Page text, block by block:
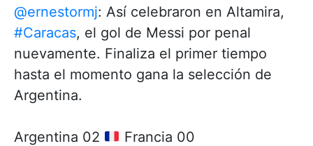
@ernestormj: Así celebraron en Altamira,
#Caracas, el gol de Messi por penal
nuevamente. Finaliza el primer tiempo
hasta el momento gana la selección de
Argentina.
Argentina 02
Francia 00